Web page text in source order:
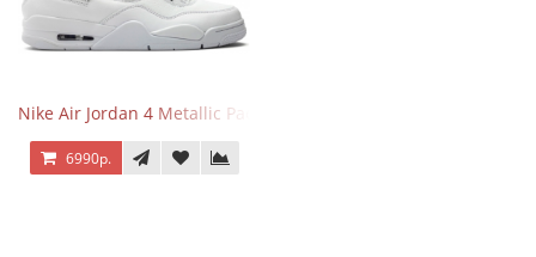
Nike Air Jordan 4 Metallic Pack Purple
6990р.